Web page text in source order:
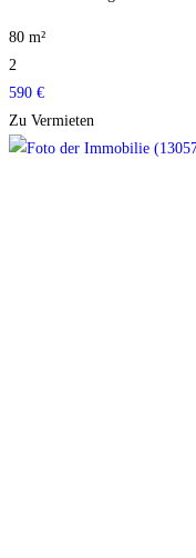
80 m²
2
590 €
Zu Vermieten